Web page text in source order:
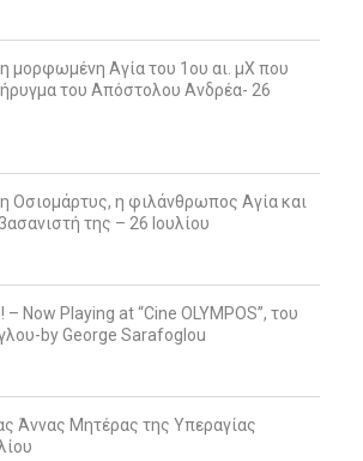
μορφωμένη Αγία του 1ου αι. μΧ που
του Απόστολου Ανδρέα- 26
Οσιομάρτυς, η φιλάνθρωπος Αγία και
της – 26 Ιουλίου
Now Playing at “Cine OLYMPOS”, του
by George Sarafoglou
Άννας Μητέρας της Υπεραγίας